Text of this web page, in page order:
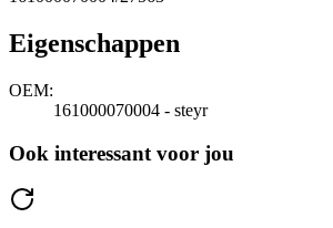
Eigenschappen
OEM:
161000070004 - steyr
Ook interessant voor jou